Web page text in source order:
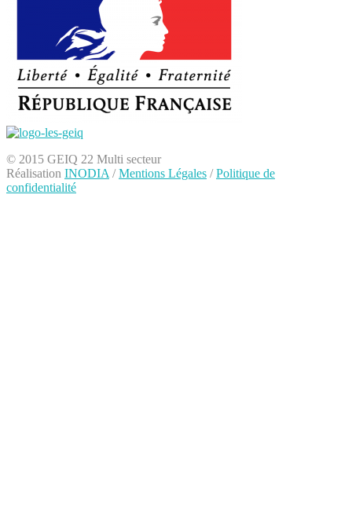
© 2015 GEIQ 22 Multi secteur
Réalisation INODIA /Mentions Légales /Politique de
confidentialité